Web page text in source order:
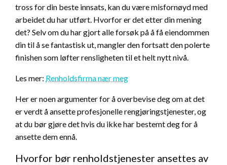
tross for din beste innsats, kan du være misfornøyd med
arbeidet du har utført. Hvorfor er det etter din mening
det? Selv om du har gjort alle forsøk på å få eiendommen
din til å se fantastisk ut, mangler den fortsatt den polerte
finishen som løfter rensligheten til et helt nytt nivå.
Les mer: Renholdsfirma nær meg
Her er noen argumenter for å overbevise deg om at det
er verdt å ansette profesjonelle rengjøringstjenester, og
at du bør gjøre det hvis du ikke har bestemt deg for å
ansette dem ennå.
Hvorfor bør renholdstjenester ansettes av